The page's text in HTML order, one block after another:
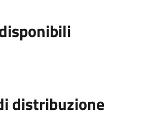
distribuzione